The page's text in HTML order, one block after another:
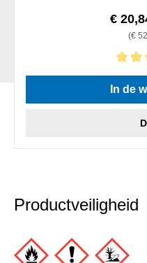
€
(€
Gemiddelde waardering
In de
Productveiligheid